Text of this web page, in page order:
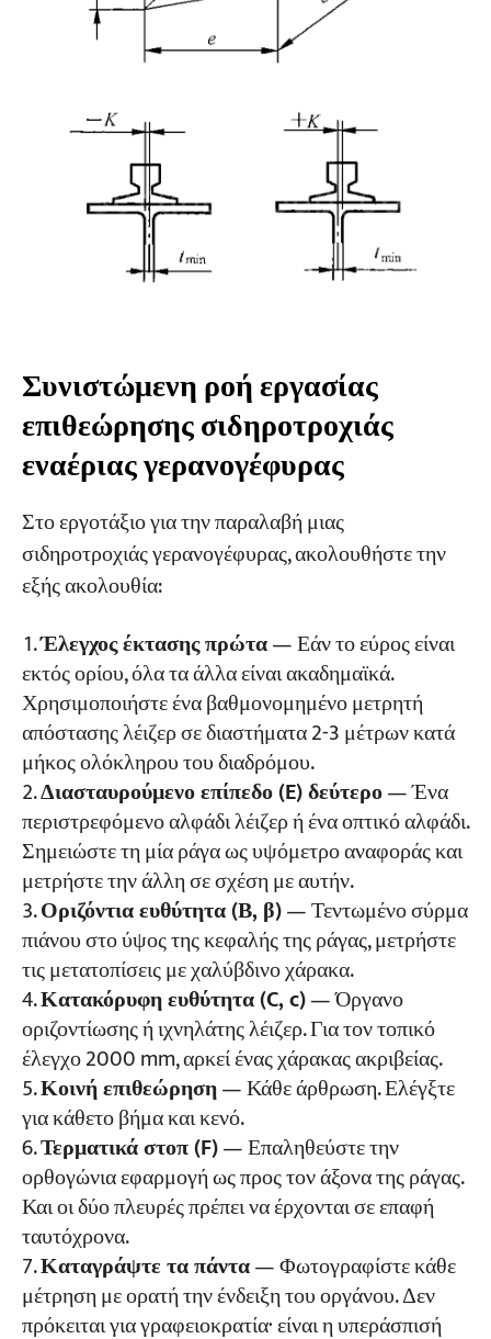
Συνιστώμενη ροή εργασίας
επιθεώρησης σιδηροτροχιάς
εναέριας γερανογέφυρας
Στο εργοτάξιο για την παραλαβή μιας
σιδηροτροχιάς γερανογέφυρας, ακολουθήστε την
εξής ακολουθία:
Έλεγχος έκτασης πρώτα— Εάν το εύρος είναι
εκτός ορίου, όλα τα άλλα είναι ακαδημαϊκά.
Χρησιμοποιήστε ένα βαθμονομημένο μετρητή
απόστασης λέιζερ σε διαστήματα 2-3 μέτρων κατά
μήκος ολόκληρου του διαδρόμου.
Διασταυρούμενο επίπεδο (E) δεύτερο— Ένα
περιστρεφόμενο αλφάδι λέιζερ ή ένα οπτικό αλφάδι.
Σημειώστε τη μία ράγα ως υψόμετρο αναφοράς και
μετρήστε την άλλη σε σχέση με αυτήν.
Οριζόντια ευθύτητα (Β, β)— Τεντωμένο σύρμα
πιάνου στο ύψος της κεφαλής της ράγας, μετρήστε
τις μετατοπίσεις με χαλύβδινο χάρακα.
Κατακόρυφη ευθύτητα (C, c)— Όργανο
οριζοντίωσης ή ιχνηλάτης λέιζερ. Για τον τοπικό
έλεγχο 2000 mm, αρκεί ένας χάρακας ακριβείας.
Κοινή επιθεώρηση— Κάθε άρθρωση. Ελέγξτε
για κάθετο βήμα και κενό.
Τερματικά στοπ (F)— Επαληθεύστε την
ορθογώνια εφαρμογή ως προς τον άξονα της ράγας.
Και οι δύο πλευρές πρέπει να έρχονται σε επαφή
ταυτόχρονα.
Καταγράψτε τα πάντα— Φωτογραφίστε κάθε
μέτρηση με ορατή την ένδειξη του οργάνου. Δεν
πρόκειται για γραφειοκρατία· είναι η υπεράσπισή